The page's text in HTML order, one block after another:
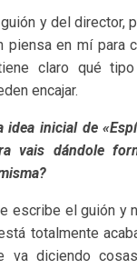
y del director,
piensa en mí para
claro qué
encajar.
idea inicial de
vais dándole
escribe el guión y
totalmente
va diciendo